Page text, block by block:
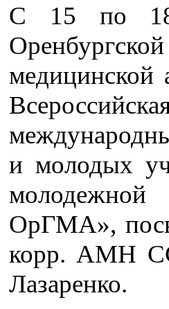
С 15 по
медицинской
и молодых
ОрГМА»,
корр. АМН
Лазаренко.